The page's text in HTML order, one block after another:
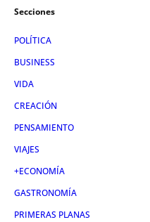
Secciones
POLÍTICA
BUSINESS
VIDA
CREACIÓN
PENSAMIENTO
VIAJES
+ECONOMÍA
GASTRONOMÍA
PRIMERAS PLANAS